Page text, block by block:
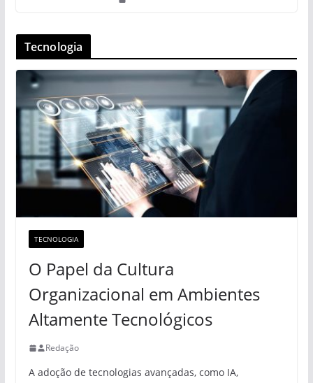
Tecnologia
TECNOLOGIA
O Papel da Cultura
Organizacional em Ambientes
Altamente Tecnológicos
Redação
A adoção de tecnologias avançadas, como IA,